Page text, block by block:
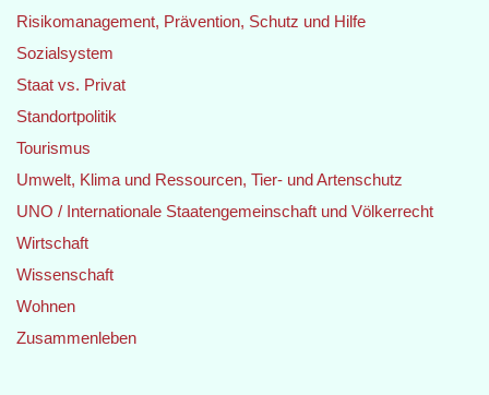
Risikomanagement, Prävention, Schutz und Hilfe
Sozialsystem
Staat vs. Privat
Standortpolitik
Tourismus
Umwelt, Klima und Ressourcen, Tier- und Artenschutz
UNO / Internationale Staatengemeinschaft und Völkerrecht
Wirtschaft
Wissenschaft
Wohnen
Zusammenleben